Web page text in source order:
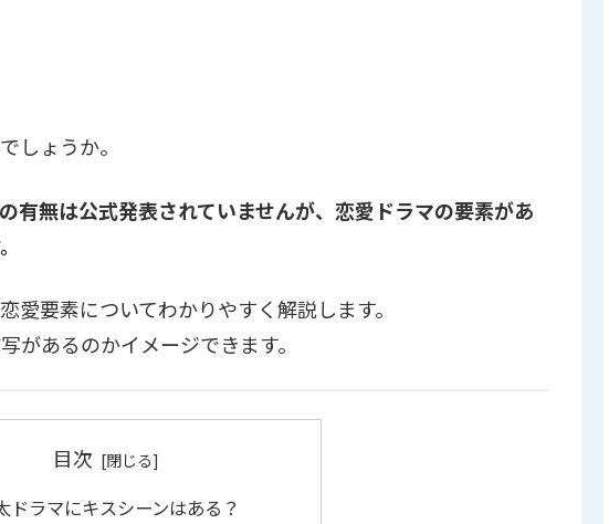
しょうか。
有無は公式発表されていませんが、恋愛ドラマの要素があ
愛要素についてわかりやすく解説します。
があるのかイメージできます。
目次
ドラマにキスシーンはある？